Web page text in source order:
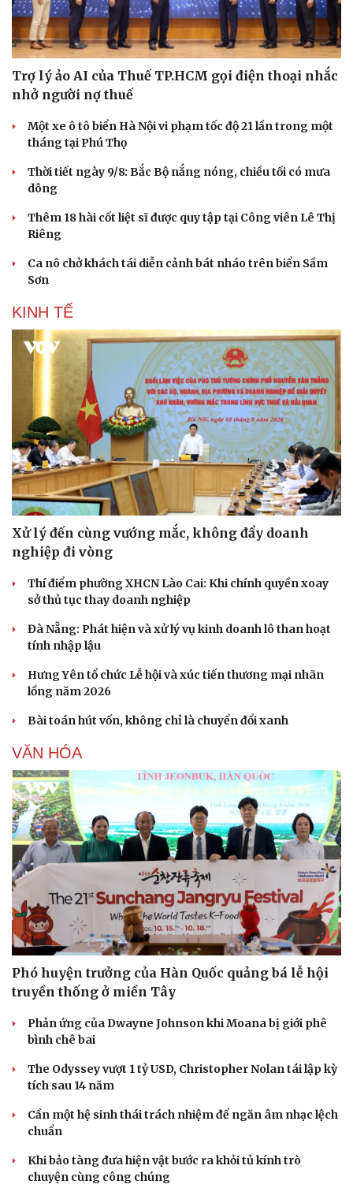
Văn hóa
Sân khấu - Điện ảnh
Âm nhạc
Di sản
Giải trí
Sao Việt
Trợ lý ảo AI của Thuế TP.HCM gọi điện thoại nhắc
nhở người nợ thuế
Một xe ô tô biển Hà Nội vi phạm tốc độ 21 lần trong một
tháng tại Phú Thọ
Thời tiết ngày 9/8: Bắc Bộ nắng nóng, chiều tối có mưa
dông
Thêm 18 hài cốt liệt sĩ được quy tập tại Công viên Lê Thị
Riêng
Ca nô chở khách tái diễn cảnh bát nháo trên biển Sầm
Sơn
KINH TẾ
Xử lý đến cùng vướng mắc, không đẩy doanh
nghiệp đi vòng
Thí điểm phường XHCN Lào Cai: Khi chính quyền xoay
sở thủ tục thay doanh nghiệp
Đà Nẵng: Phát hiện và xử lý vụ kinh doanh lô than hoạt
tính nhập lậu
Hưng Yên tổ chức Lễ hội và xúc tiến thương mại nhãn
lồng năm 2026
Bài toán hút vốn, không chỉ là chuyển đổi xanh
VĂN HÓA
Phó huyện trưởng của Hàn Quốc quảng bá lễ hội
truyền thống ở miền Tây
Phản ứng của Dwayne Johnson khi Moana bị giới phê
bình chê bai
The Odyssey vượt 1 tỷ USD, Christopher Nolan tái lập kỳ
tích sau 14 năm
Cần một hệ sinh thái trách nhiệm để ngăn âm nhạc lệch
chuẩn
Khi bảo tàng đưa hiện vật bước ra khỏi tủ kính trò
chuyện cùng công chúng